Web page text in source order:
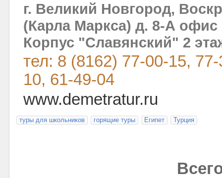
г. Великий Новгород,
(Карла Маркса) д. 8-А
Корпус "Славянский" 2
тел: 8 (8162) 77-00-15,
10, 61-49-04
www.demetratur.ru
туры для школьников горящие туры Египет Турция